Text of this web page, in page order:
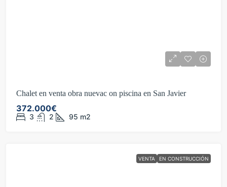
Chalet en venta obra nuevac on piscina en San Javier
372.000€
3 2 95 m2
VENTA EN CONSTRUCCIÓN